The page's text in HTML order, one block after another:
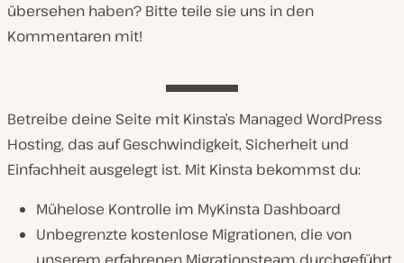
übersehen haben? Bitte teile sie uns in den
Kommentaren mit!
Betreibe deine Seite mit Kinsta’s Managed WordPress
Hosting, das auf Geschwindigkeit, Sicherheit und
Einfachheit ausgelegt ist. Mit Kinsta bekommst du:
Mühelose Kontrolle im MyKinsta Dashboard
Unbegrenzte kostenlose Migrationen, die von